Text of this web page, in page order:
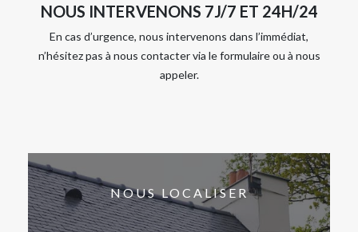
NOUS INTERVENONS 7J/7 ET 24H/24
En cas d’urgence, nous intervenons dans l’immédiat,
n’hésitez pas à nous contacter via le formulaire ou à nous
appeler.
NOUS LOCALISER